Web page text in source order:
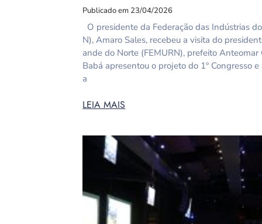
Publicado em 23/04/2026
O presidente da Federação das Indústrias
N), Amaro Sales, recebeu a visita do
ande do Norte (FEMURN), prefeito Anteomar
Babá apresentou o projeto do 1º Congresso
a
LEIA MAIS